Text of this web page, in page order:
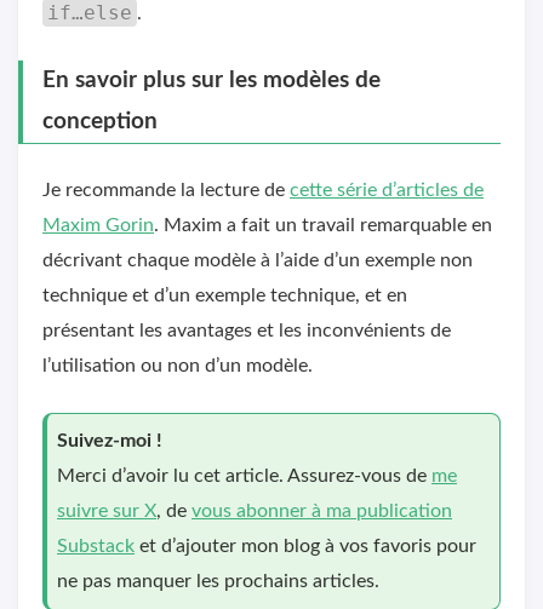
if…else .
En savoir plus sur les modèles de
conception
Je recommande la lecture de cette série d’articles de
Maxim Gorin. Maxim a fait un travail remarquable en
décrivant chaque modèle à l’aide d’un exemple non
technique et d’un exemple technique, et en
présentant les avantages et les inconvénients de
l’utilisation ou non d’un modèle.
Suivez-moi !
Merci d’avoir lu cet article. Assurez-vous de me
suivre sur X, de vous abonner à ma publication
Substack et d’ajouter mon blog à vos favoris pour
ne pas manquer les prochains articles.